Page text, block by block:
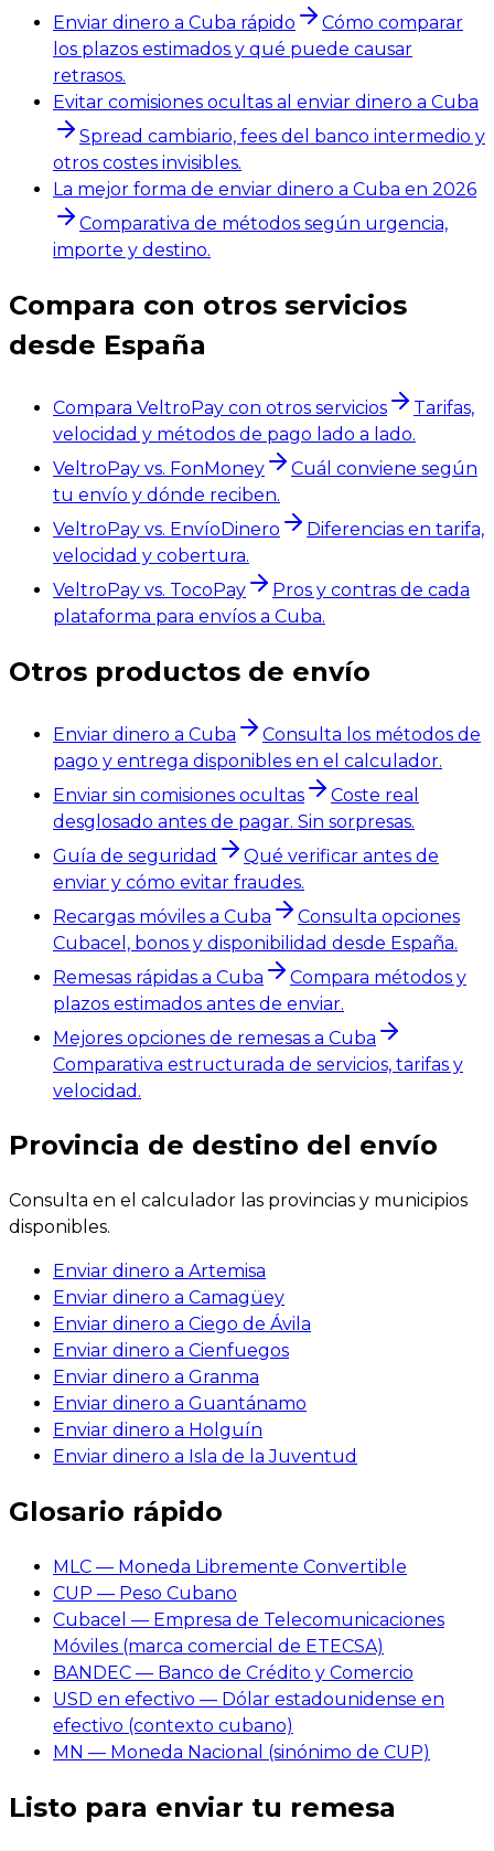
Enviar dinero a Cuba rápido
Cómo comparar
los plazos estimados y qué puede causar
retrasos.
Evitar comisiones ocultas al enviar dinero a Cuba
Spread cambiario, fees del banco intermedio y
otros costes invisibles.
La mejor forma de enviar dinero a Cuba en 2026
Comparativa de métodos según urgencia,
importe y destino.
Compara con otros servicios
desde España
Compara VeltroPay con otros servicios
Tarifas,
velocidad y métodos de pago lado a lado.
VeltroPay vs. FonMoney
Cuál conviene según
tu envío y dónde reciben.
VeltroPay vs. EnvíoDinero
Diferencias en tarifa,
velocidad y cobertura.
VeltroPay vs. TocoPay
Pros y contras de cada
plataforma para envíos a Cuba.
Otros productos de envío
Enviar dinero a Cuba
Consulta los métodos de
pago y entrega disponibles en el calculador.
Enviar sin comisiones ocultas
Coste real
desglosado antes de pagar. Sin sorpresas.
Guía de seguridad
Qué verificar antes de
enviar y cómo evitar fraudes.
Recargas móviles a Cuba
Consulta opciones
Cubacel, bonos y disponibilidad desde España.
Remesas rápidas a Cuba
Compara métodos y
plazos estimados antes de enviar.
Mejores opciones de remesas a Cuba
Comparativa estructurada de servicios, tarifas y
velocidad.
Provincia de destino del envío
Consulta en el calculador las provincias y municipios
disponibles.
Enviar dinero a Artemisa
Enviar dinero a Camagüey
Enviar dinero a Ciego de Ávila
Enviar dinero a Cienfuegos
Enviar dinero a Granma
Enviar dinero a Guantánamo
Enviar dinero a Holguín
Enviar dinero a Isla de la Juventud
Glosario rápido
MLC — Moneda Libremente Convertible
CUP — Peso Cubano
Cubacel — Empresa de Telecomunicaciones
Móviles (marca comercial de ETECSA)
BANDEC — Banco de Crédito y Comercio
USD en efectivo — Dólar estadounidense en
efectivo (contexto cubano)
MN — Moneda Nacional (sinónimo de CUP)
Listo para enviar tu remesa